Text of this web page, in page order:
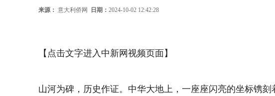
来源： 意大利侨网 日期： 2024-10-02 12:42:28
【点击文字进入中新网视频页面】
山河为碑，历史作证。中华大地上，一座座闪亮的坐标镌